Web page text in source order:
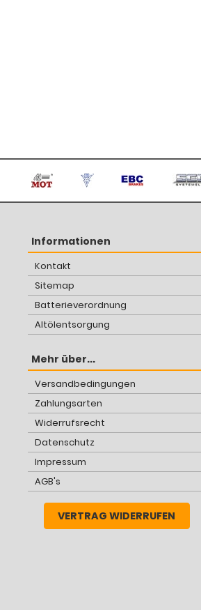
Informationen
Kontakt
Sitemap
Batterieverordnung
Altölentsorgung
Mehr über...
Versandbedingungen
Zahlungsarten
Widerrufsrecht
Datenschutz
Impressum
AGB's
VERTRAG WIDERRUFEN